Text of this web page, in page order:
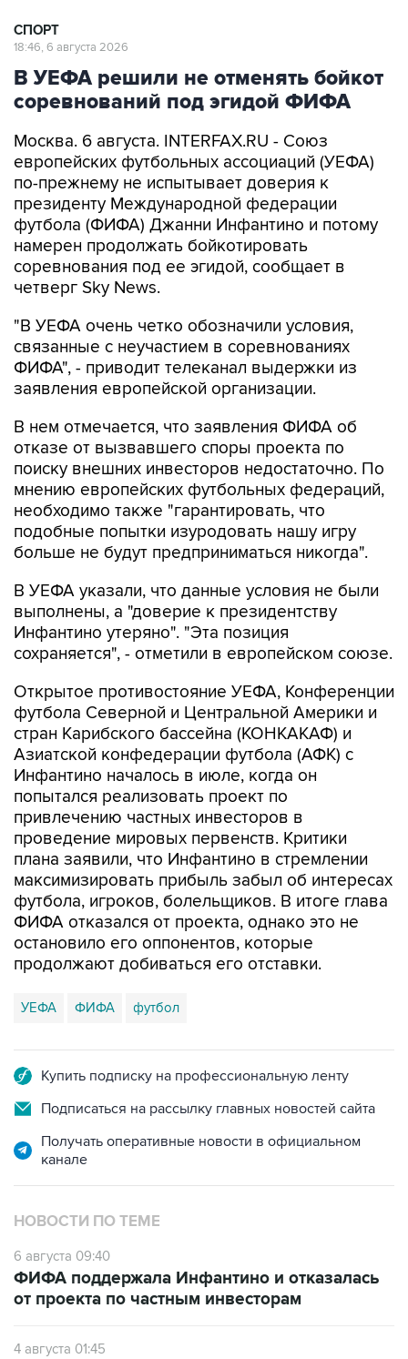
СПОРТ
18:46, 6 августа 2026
В УЕФА решили не отменять бойкот
соревнований под эгидой ФИФА
Москва. 6 августа. INTERFAX.RU - Союз
европейских футбольных ассоциаций (УЕФА)
по-прежнему не испытывает доверия к
президенту Международной федерации
футбола (ФИФА) Джанни Инфантино и потому
намерен продолжать бойкотировать
соревнования под ее эгидой, сообщает в
четверг Sky News.
"В УЕФА очень четко обозначили условия,
связанные с неучастием в соревнованиях
ФИФА", - приводит телеканал выдержки из
заявления европейской организации.
В нем отмечается, что заявления ФИФА об
отказе от вызвавшего споры проекта по
поиску внешних инвесторов недостаточно. По
мнению европейских футбольных федераций,
необходимо также "гарантировать, что
подобные попытки изуродовать нашу игру
больше не будут предприниматься никогда".
В УЕФА указали, что данные условия не были
выполнены, а "доверие к президентству
Инфантино утеряно". "Эта позиция
сохраняется", - отметили в европейском союзе.
Открытое противостояние УЕФА, Конференции
футбола Северной и Центральной Америки и
стран Карибского бассейна (КОНКАКАФ) и
Азиатской конфедерации футбола (АФК) с
Инфантино началось в июле, когда он
попытался реализовать проект по
привлечению частных инвесторов в
проведение мировых первенств. Критики
плана заявили, что Инфантино в стремлении
максимизировать прибыль забыл об интересах
футбола, игроков, болельщиков. В итоге глава
ФИФА отказался от проекта, однако это не
остановило его оппонентов, которые
продолжают добиваться его отставки.
УЕФА ФИФА футбол
Купить подписку на профессиональную ленту
Подписаться на рассылку главных новостей сайта
Получать оперативные новости в официальном
канале
НОВОСТИ ПО ТЕМЕ
6 августа 09:40
ФИФА поддержала Инфантино и отказалась
от проекта по частным инвесторам
4 августа 01:45